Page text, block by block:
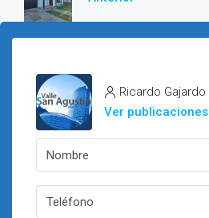
Ricardo Gajardo
Ver publicaciones